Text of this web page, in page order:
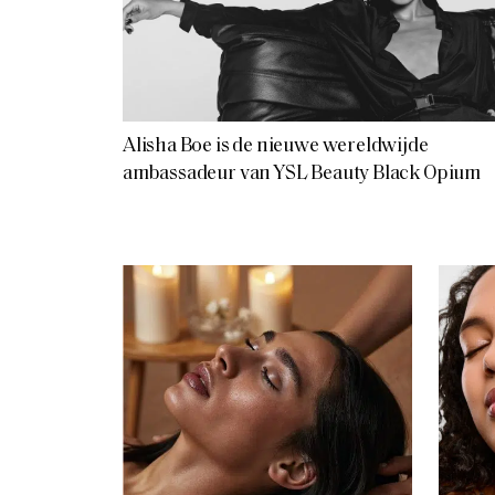
Alisha Boe is de nieuwe wereldwijde
ambassadeur van YSL Beauty Black Opium